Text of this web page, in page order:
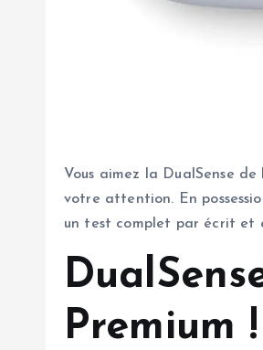
Vous aimez la DualSense
votre attention. En
un test complet par écrit et
Premium !